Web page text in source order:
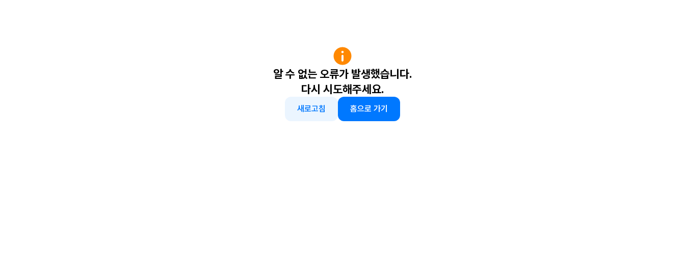
알 수 없는 오류가 발생했습니다.
다시 시도해주세요.
새로고침 홈으로 가기